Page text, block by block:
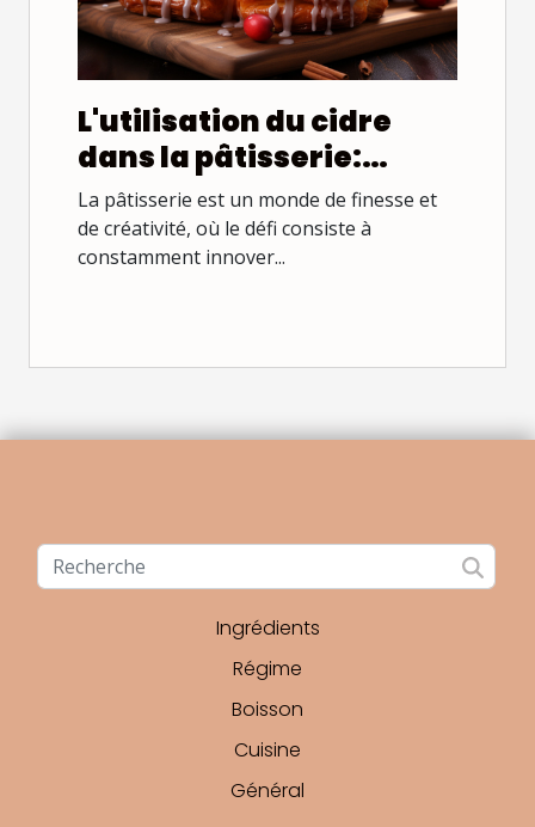
L'utilisation du cidre
dans la pâtisserie:
Comment renouveler
vos desserts
La pâtisserie est un monde de finesse et
de créativité, où le défi consiste à
constamment innover...
Ingrédients
Régime
Boisson
Cuisine
Général